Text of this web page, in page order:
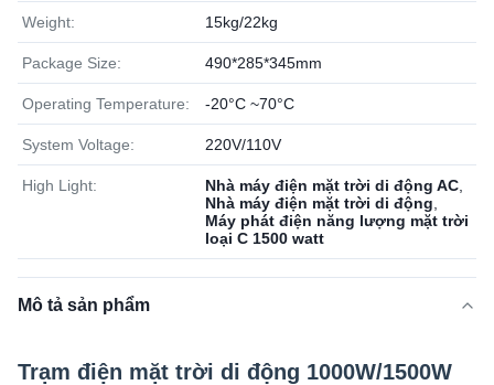
Weight: 15kg/22kg
Package Size: 490*285*345mm
Operating Temperature: -20°C ~70°C
System Voltage: 220V/110V
High Light: Nhà máy điện mặt trời di động AC
Nhà máy điện mặt trời di động
Máy phát điện năng lượng mặt trời
loại C 1500 watt
Mô tả sản phẩm
Trạm điện mặt trời di động 1000W/1500W